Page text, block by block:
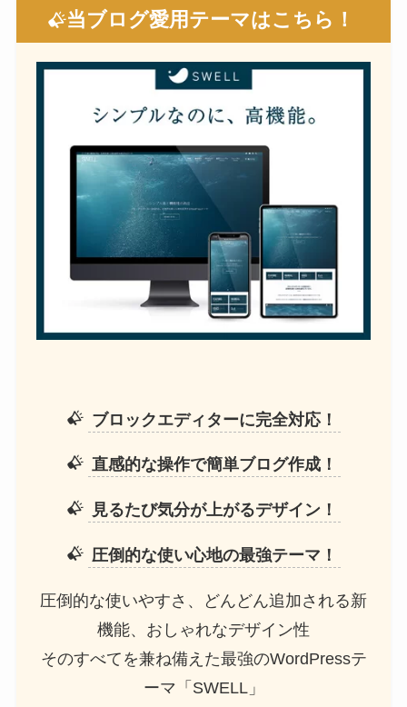
当ブログ愛用テーマはこちら！
ブロックエディターに完全対応！
直感的な操作で簡単ブログ作成！
見るたび気分が上がるデザイン！
圧倒的な使い心地の最強テーマ！
圧倒的な使いやすさ、どんどん追加される新
機能、おしゃれなデザイン性
そのすべてを兼ね備えた最強のWordPressテ
ーマ「SWELL」